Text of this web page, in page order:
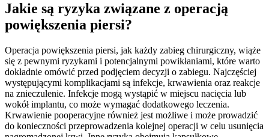
Jakie są ryzyka związane z operacją
powiększenia piersi?
Operacja powiększenia piersi, jak każdy zabieg chirurgiczny, wiąże
się z pewnymi ryzykami i potencjalnymi powikłaniami, które warto
dokładnie omówić przed podjęciem decyzji o zabiegu. Najczęściej
występującymi komplikacjami są infekcje, krwawienia oraz reakcje
na znieczulenie. Infekcje mogą wystąpić w miejscu nacięcia lub
wokół implantu, co może wymagać dodatkowego leczenia.
Krwawienie pooperacyjne również jest możliwe i może prowadzić
do konieczności przeprowadzenia kolejnej operacji w celu usunięcia